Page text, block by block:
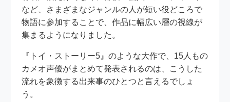
など、さまざまなジャンルの人が短い役どころで
物語に参加することで、作品に幅広い層の視線が
集まるようになりました。
『トイ・ストーリー5』のような大作で、15人もの
カメオ声優がまとめて発表されるのは、こうした
流れを象徴する出来事のひとつと言えるでしょ
う。